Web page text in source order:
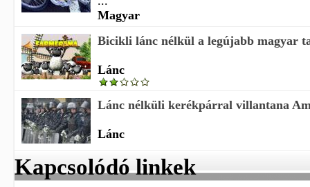
Magyar
Bicikli lánc nélkül a legújabb magyar
Lánc
Lánc nélküli kerékpárral villantana
Lánc
Kapcsolódó linkek